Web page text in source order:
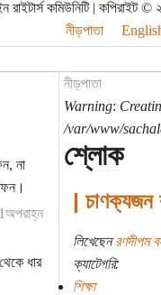
কমিউনিটি | কপিরাইট
নীড়পাতা
না
ধার
নীড়পাতা
Warning:
/var/www/
শ্লোক
| চাণক্যজন
লিখেছেনরণদীপম
ক্যাটেগরি:
শিক্ষা